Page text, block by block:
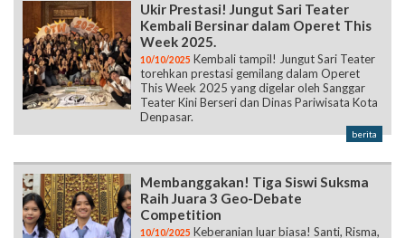
Ukir Prestasi! Jungut Sari Teater
Kembali Bersinar dalam Operet This
Week 2025.
10/10/2025 Kembali tampil! Jungut Sari Teater
torehkan prestasi gemilang dalam Operet
This Week 2025 yang digelar oleh Sanggar
Teater Kini Berseri dan Dinas Pariwisata Kota
Denpasar.
berita
Membanggakan! Tiga Siswi Suksma
Raih Juara 3 Geo-Debate
Competition
10/10/2025 Keberanian luar biasa! Santi, Risma,